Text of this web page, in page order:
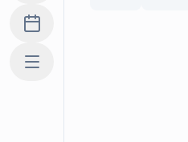
Madplan
Mere